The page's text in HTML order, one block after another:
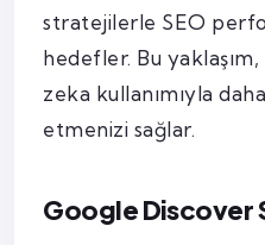
stratejilerle SEO
hedefler. Bu
zeka kullanımıyla
etmenizi sağlar.
Google Discover